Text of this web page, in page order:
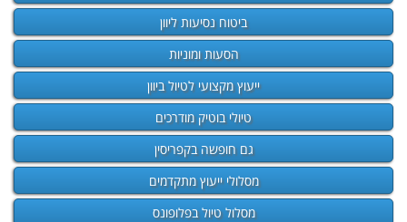
ביטוח נסיעות ליוון
הסעות ומוניות
ייעוץ מקצועי לטיול ביוון
טיולי בוטיק מודרכים
גם חופשה בקפריסין
מסלולי ייעוץ מתקדמים
מסלול טיול בפלופונס